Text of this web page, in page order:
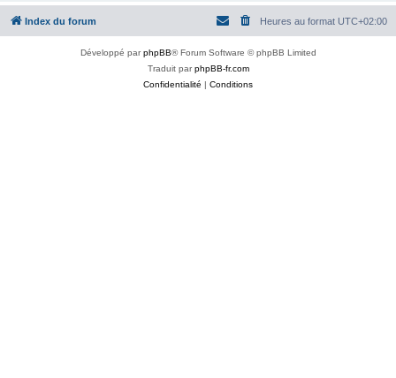
Index du forum Heures au format UTC+02:00
Développé parphpBB® Forum Software © phpBB Limited
Traduit parphpBB-fr.com
Confidentialité | Conditions